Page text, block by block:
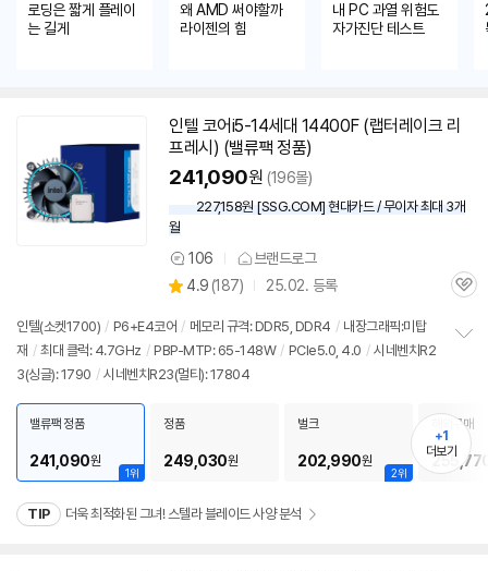
로딩은 짧게 플레이
는 길게
왜 AMD 써야할까
라이젠의 힘
내 PC 과열 위험도
자가진단 테스트
인텔 코어i5-14세대 14400F (랩터레이크 리
프레시) (밸류팩 정품)
241,090원 (196몰)
227,158원 [SSG.COM] 현대카드 / 무이자 최대 3개
월
상
품
견
106 브랜드로그
별
점
4.9 (상
리
뷰
187) 25.02. 등록
관
인텔(소켓1700) / P6+E4코어 / 메모리 규격: DDR5, DDR4 / 내장그래픽:미탑
재 / 최대 클럭: 4.7GHz / PBP-MTP: 65-148W / PCIe5.0, 4.0 / 시네벤치R2
3(싱글): 1790 / 시네벤치R23(멀티): 17804
치
기
1위
밸류팩 정품
241,090원
정품
249,030원
2위
벌크
202,990원
해외구매
+1
더보기
TIP 더욱 최적화된 그녀! 스텔라 블레이드 사양 분석